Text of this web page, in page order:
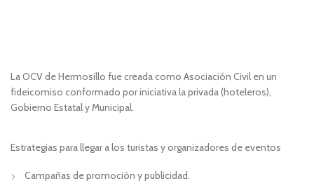
La OCV de Hermosillo fue creada como Asociación Civil en un
fideicomiso conformado por iniciativa la privada (hoteleros),
Gobierno Estatal y Municipal.
Estrategias para llegar a los turistas y organizadores de eventos
Campañas de promoción y publicidad.